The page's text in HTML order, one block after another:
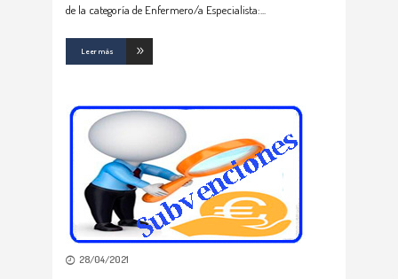
de la categoría de Enfermero/a Especialista:
Leer más
28/04/2021